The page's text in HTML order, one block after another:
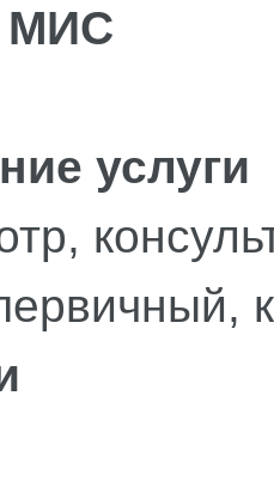
МИС
услуги